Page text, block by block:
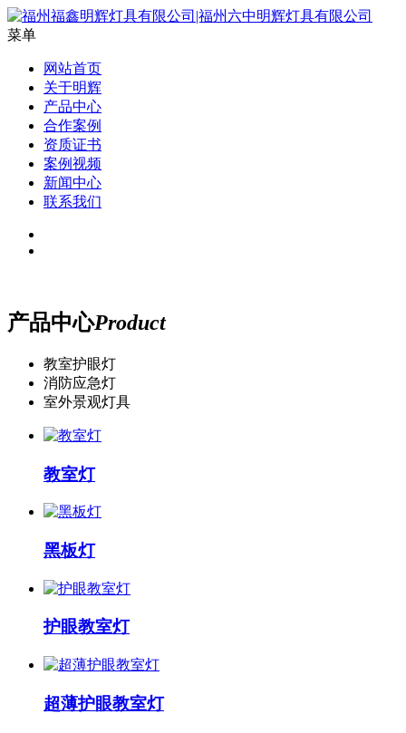
菜单
网站首页
关于明辉
产品中心
合作案例
资质证书
案例视频
新闻中心
联系我们
产品中心Product
教室护眼灯
消防应急灯
室外景观灯具
教室灯
黑板灯
护眼教室灯
超薄护眼教室灯